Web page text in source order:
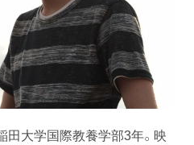
田大学国際教養学部3年。映